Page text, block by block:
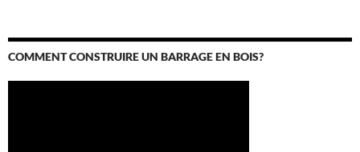
COMMENT CONSTRUIRE UN BARRAGE EN BOIS?